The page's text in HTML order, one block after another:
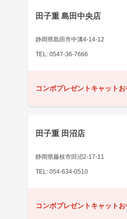
田子重 島田中央店
静岡県島田市中溝4-14-12
TEL: 0547-36-7666
コンボプレゼントキャット
田子重 田沼店
静岡県藤枝市田沼2-17-11
TEL: 054-634-0510
コンボプレゼントキャット